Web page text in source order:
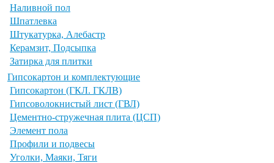
Наливной пол
Шпатлевка
Штукатурка, Алебастр
Керамзит, Подсыпка
Затирка для плитки
Гипсокартон и комплектующие
Гипсокартон (ГКЛ. ГКЛВ)
Гипсоволокнистый лист (ГВЛ)
Цементно-стружечная плита (ЦСП)
Элемент пола
Профили и подвесы
Уголки, Маяки, Тяги